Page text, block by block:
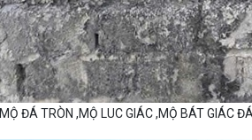
MỘ ĐÁ TRÒN ,MỘ LUC GIÁC ,MỘ BÁT GIÁC